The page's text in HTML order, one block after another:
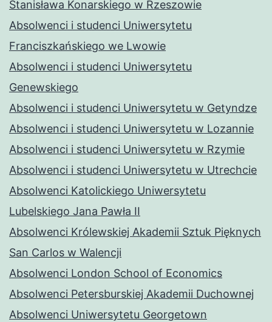
Stanisława Konarskiego w Rzeszowie
Absolwenci i studenci Uniwersytetu
Franciszkańskiego we Lwowie
Absolwenci i studenci Uniwersytetu
Genewskiego
Absolwenci i studenci Uniwersytetu w Getyndze
Absolwenci i studenci Uniwersytetu w Lozannie
Absolwenci i studenci Uniwersytetu w Rzymie
Absolwenci i studenci Uniwersytetu w Utrechcie
Absolwenci Katolickiego Uniwersytetu
Lubelskiego Jana Pawła II
Absolwenci Królewskiej Akademii Sztuk Pięknych
San Carlos w Walencji
Absolwenci London School of Economics
Absolwenci Petersburskiej Akademii Duchownej
Absolwenci Uniwersytetu Georgetown